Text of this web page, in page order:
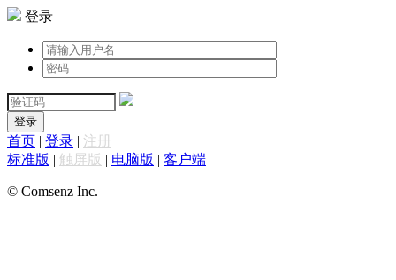
登录
登录
首页 | 登录 | 注册
标准版 | 触屏版 | 电脑版 | 客户端
© Comsenz Inc.